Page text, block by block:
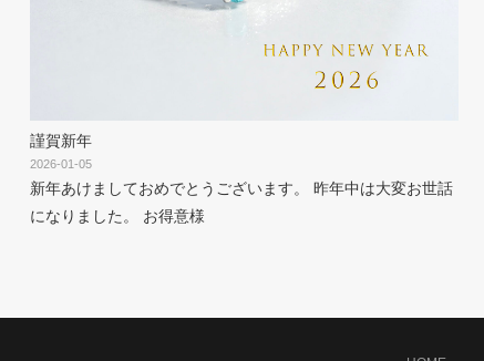
謹賀新年
2026-01-05
新年あけましておめでとうございます。 昨年中は大変お世話
になりました。 お得意様